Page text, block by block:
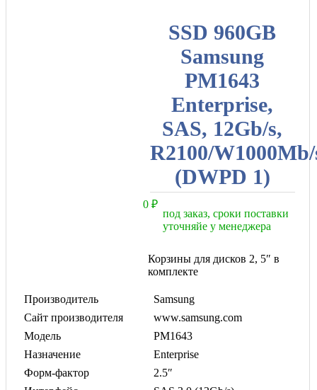
SSD 960GB
Samsung
PM1643
Enterprise,
SAS, 12Gb/s,
R2100/
(DWPD 1)
0 ₽
под заказ, сроки поставки
уточняйе у менеджера
Корзины для дисков 2, 5″ в
комплекте
Производитель
Samsung
Сайт производителя
www.samsung.com
Модель
PM1643
Назначение
Enterprise
Форм-фактор
2.5″